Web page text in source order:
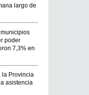
largo de
poder
7,3% en
la Provincia
asistencia